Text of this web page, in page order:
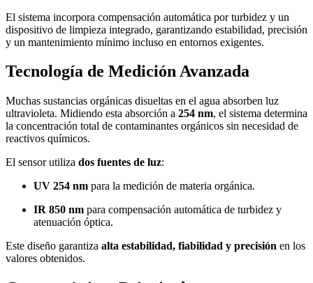
El sistema incorpora compensación automática por turbidez y un
dispositivo de limpieza integrado, garantizando estabilidad, precisión
y un mantenimiento mínimo incluso en entornos exigentes.
Tecnología de Medición Avanzada
Muchas sustancias orgánicas disueltas en el agua absorben luz
ultravioleta. Midiendo esta absorción a 254 nm, el sistema determina
la concentración total de contaminantes orgánicos sin necesidad de
reactivos químicos.
El sensor utiliza dos fuentes de luz:
UV 254 nm para la medición de materia orgánica.
IR 850 nm para compensación automática de turbidez y
atenuación óptica.
Este diseño garantiza alta estabilidad, fiabilidad y precisión en los
valores obtenidos.